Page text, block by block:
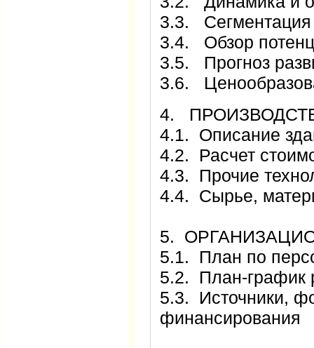
3.3. Сегментация
3.4. Обзор
3.5. Прогноз
3.6.
4.
4.1. Описание
4.2. Расчет
4.3. Прочие
4.4. Сырье,
5.
5.1. План по
5.2. План-график
5.3. Источники,
финансирования